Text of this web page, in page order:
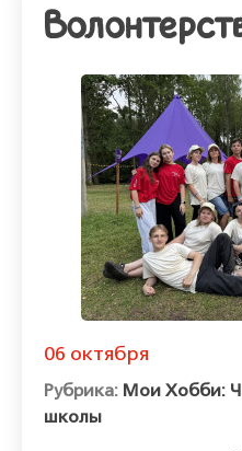
06 октября
Мои Хобби:
школы